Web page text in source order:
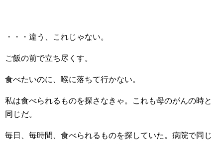
・・・違う、これじゃない。
ご飯の前で立ち尽くす。
食べたいのに、喉に落ちて行かない。
私は食べられるものを探さなきゃ。これも母のがんの時と
同じだ。
毎日、毎時間、食べられるものを探していた。病院で同じ